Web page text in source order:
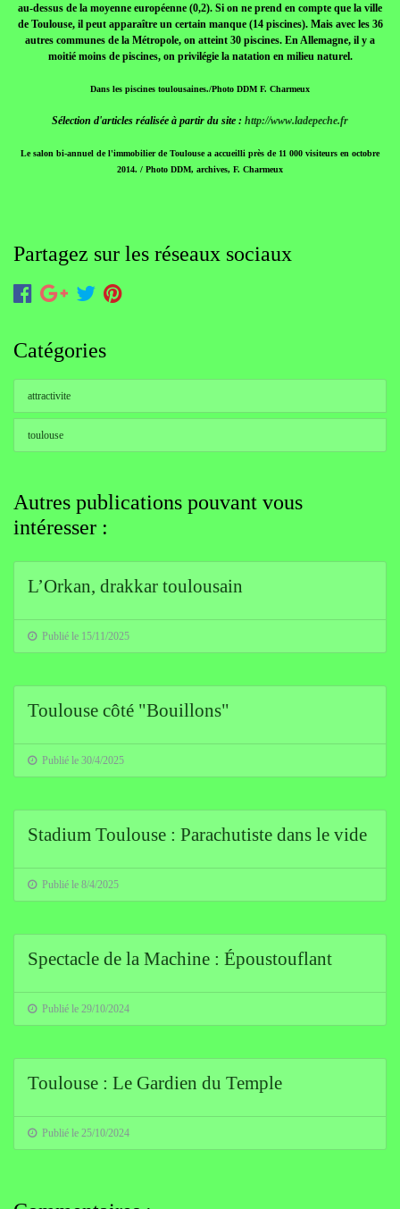
au-dessus de la moyenne européenne (0,2). Si on ne prend en compte que la ville
de Toulouse, il peut apparaître un certain manque (14 piscines). Mais avec les 36
autres communes de la Métropole, on atteint 30 piscines. En Allemagne, il y a
moitié moins de piscines, on privilégie la natation en milieu naturel.
Dans les piscines toulousaines./Photo DDM F. Charmeux
Sélection d'articles réalisée à partir du site : http://www.ladepeche.fr
Le salon bi-annuel de l'immobilier de Toulouse a accueilli près de 11 000 visiteurs en octobre
2014. / Photo DDM, archives, F. Charmeux
Partagez sur les réseaux sociaux
Catégories
attractivite
toulouse
Autres publications pouvant vous
intéresser :
L’Orkan, drakkar toulousain
Publié le 15/11/2025
Toulouse côté "Bouillons"
Publié le 30/4/2025
Stadium Toulouse : Parachutiste dans le vide
Publié le 8/4/2025
Spectacle de la Machine : Époustouflant
Publié le 29/10/2024
Toulouse : Le Gardien du Temple
Publié le 25/10/2024